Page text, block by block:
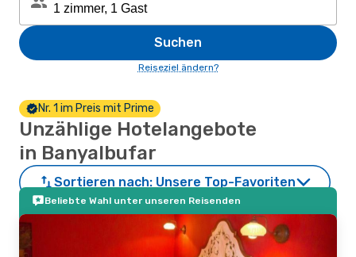
Suchen
Reiseziel ändern?
Nr. 1 im Preis mit Prime
Unzählige Hotelangebote
in Banyalbufar
Sortieren nach: Unsere Top-Favoriten
Beliebte Wahl unter unseren Reisenden